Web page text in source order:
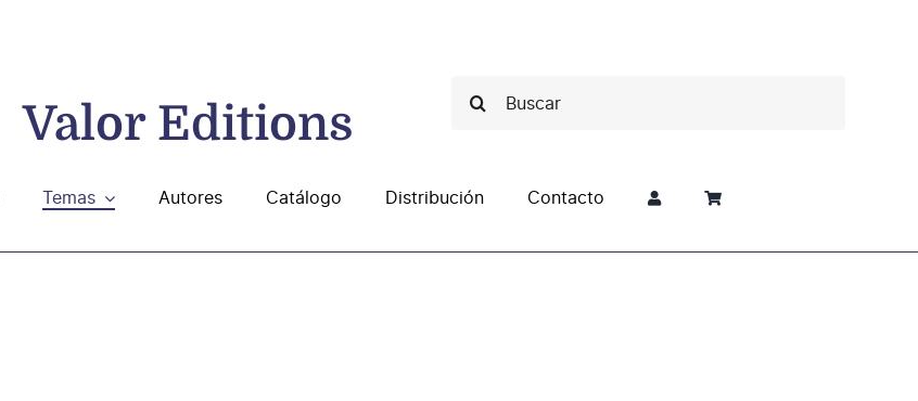
Valor Editions
Temas Autores Catálogo Distribución Contacto